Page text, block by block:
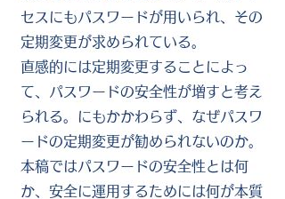
セスにもパスワードが用いられ、その
定期変更が求められている。
直感的には定期変更することによっ
て、パスワードの安全性が増すと考え
られる。にもかかわらず、なぜパスワ
ードの定期変更が勧められないのか。
本稿ではパスワードの安全性とは何
か、安全に運用するためには何が本質